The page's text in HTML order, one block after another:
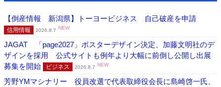
【倒産情報 新潟県】トーヨービジネス 自己破産を申請
信用情報 2026.8.7 NEW
JAGAT 「page2027」ポスターデザイン決定、加藤文明社のデ
ザインを採用 公式サイトも例年より大幅に前倒し公開し出展
募集を開始
ビジネス 2026.8.7 NEW
芳野YMマシナリー 役員改選で代表取締役会長に島崎啓一氏、